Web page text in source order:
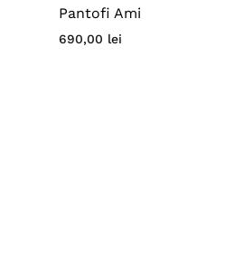
Pantofi Ami
690,00 lei